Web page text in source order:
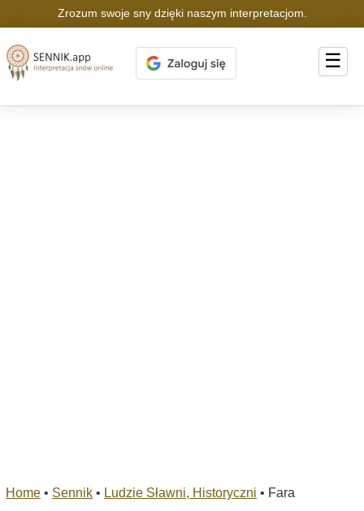
Zrozum swoje sny dzięki naszym interpretacjom.
☰
Home • Sennik • Ludzie Sławni, Historyczni • Fara